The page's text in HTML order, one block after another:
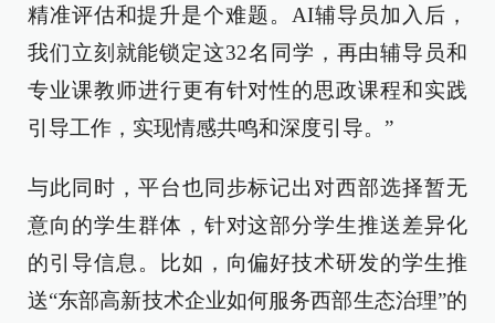
精准评估和提升是个难题。AI辅导员加入后，
我们立刻就能锁定这32名同学，再由辅导员和
专业课教师进行更有针对性的思政课程和实践
引导工作，实现情感共鸣和深度引导。”
与此同时，平台也同步标记出对西部选择暂无
意向的学生群体，针对这部分学生推送差异化
的引导信息。比如，向偏好技术研发的学生推
送“东部高新技术企业如何服务西部生态治理”的